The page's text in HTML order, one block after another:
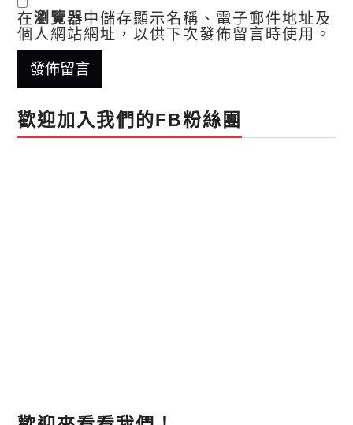
在瀏覽器中儲存顯示名稱、電子郵件地址及
個人網站網址，以供下次發佈留言時使用。
歡迎加入我們的FB粉絲團